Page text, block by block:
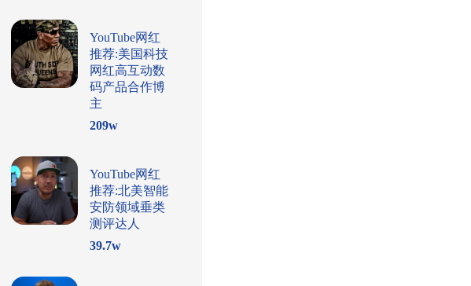
YouTube网红
推荐:美国科技
网红高互动数
码产品合作博
主
209w
YouTube网红
推荐:北美智能
安防领域垂类
测评达人
39.7w